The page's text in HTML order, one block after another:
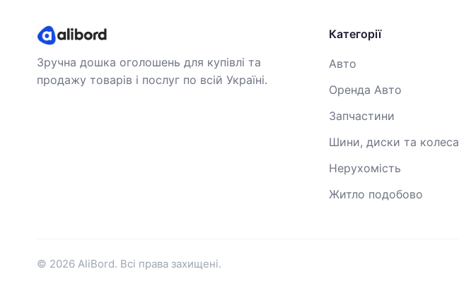
Зручна дошка оголошень для купівлі та
продажу товарів і послуг по всій Україні.
Категорії
Авто
Оренда Авто
Запчастини
Шини, диски та колеса
Нерухомість
Житло подобово
© 2026 AliBord. Всі права захищені.